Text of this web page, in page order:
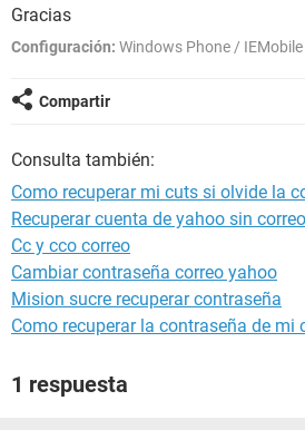
Gracias
Configuración: Windows Phone /
Compartir
Consulta también:
Como recuperar mi cuts si olvide la
Recuperar cuenta de yahoo sin
Cc y cco correo
Cambiar contraseña correo yahoo
Mision sucre recuperar contraseña
Como recuperar la contraseña de mi
1 respuesta